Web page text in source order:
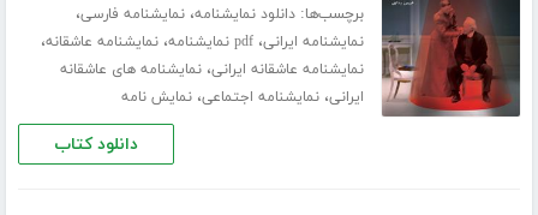
برچسب‌ها:دانلود نمایشنامه،نمایشنامه فارسی،
نمایشنامه ایرانی،pdf نمایشنامه ،نمایشنامه عاشقانه،
نمایشنامه عاشقانه ایرانی،نمایشنامه های عاشقانه
ایرانی،نمایشنامه اجتماعی،نمایش نامه
دانلود کتاب